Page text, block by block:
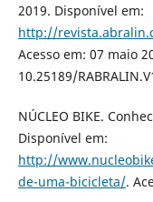
2019. Disponível em:
http://
Acesso em: 07 maio
10.25189/
NÚCLEO BIKE.
Disponível em:
http://
de-uma-bicicleta/.